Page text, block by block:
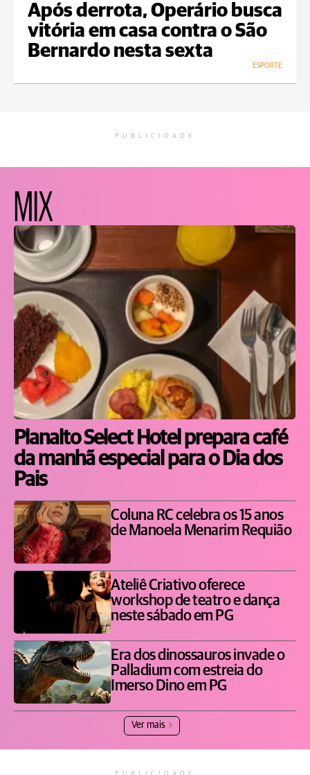
Após derrota, Operário busca
vitória em casa contra o São
Bernardo nesta sexta
ESPORTE
PUBLICIDADE
MIX
Planalto Select Hotel prepara café
da manhã especial para o Dia dos
Pais
Coluna RC celebra os 15 anos
de Manoela Menarim Requião
Ateliê Criativo oferece
workshop de teatro e dança
neste sábado em PG
Era dos dinossauros invade o
Palladium com estreia do
Imerso Dino em PG
Ver mais
PUBLICIDADE